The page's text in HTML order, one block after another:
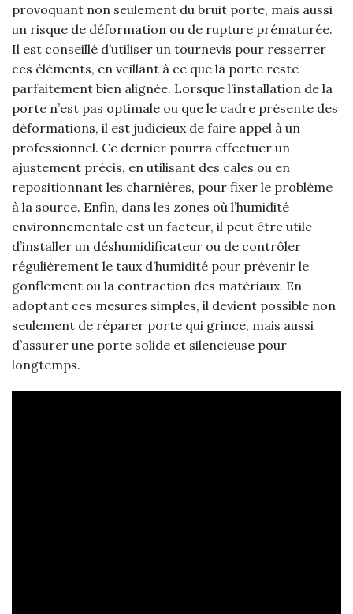
provoquant non seulement du bruit porte, mais aussi
un risque de déformation ou de rupture prématurée.
Il est conseillé d’utiliser un tournevis pour resserrer
ces éléments, en veillant à ce que la porte reste
parfaitement bien alignée. Lorsque l’installation de la
porte n’est pas optimale ou que le cadre présente des
déformations, il est judicieux de faire appel à un
professionnel. Ce dernier pourra effectuer un
ajustement précis, en utilisant des cales ou en
repositionnant les charnières, pour fixer le problème
à la source. Enfin, dans les zones où l’humidité
environnementale est un facteur, il peut être utile
d’installer un déshumidificateur ou de contrôler
régulièrement le taux d’humidité pour prévenir le
gonflement ou la contraction des matériaux. En
adoptant ces mesures simples, il devient possible non
seulement de réparer porte qui grince, mais aussi
d’assurer une porte solide et silencieuse pour
longtemps.